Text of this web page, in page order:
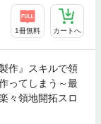
1冊無料 カートへ
作』スキルで領
ってしまう～最
々領地開拓スロ